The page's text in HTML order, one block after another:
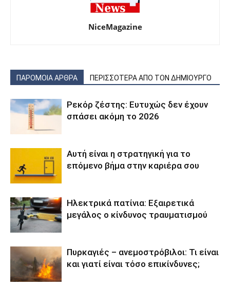
NiceMagazine
ΠΑΡΟΜΟΙΑ ΑΡΘΡΑ ΠΕΡΙΣΣΟΤΕΡΑ ΑΠΟ ΤΟΝ ΔΗΜΙΟΥΡΓΟ
Ρεκόρ ζέστης: Ευτυχώς δεν έχουν
σπάσει ακόμη το 2026
Αυτή είναι η στρατηγική για το
επόμενο βήμα στην καριέρα σου
Ηλεκτρικά πατίνια: Εξαιρετικά
μεγάλος ο κίνδυνος τραυματισμού
Πυρκαγιές – ανεμοστρόβιλοι: Τι είναι
και γιατί είναι τόσο επικίνδυνες;